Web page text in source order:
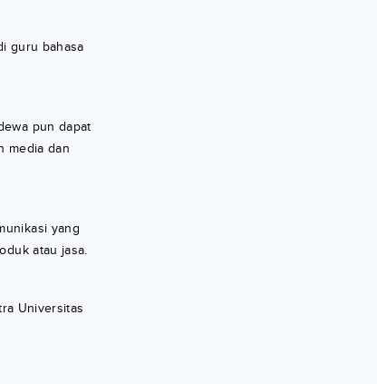
guru bahasa
pun dapat
media dan
yang
atau jasa.
Universitas